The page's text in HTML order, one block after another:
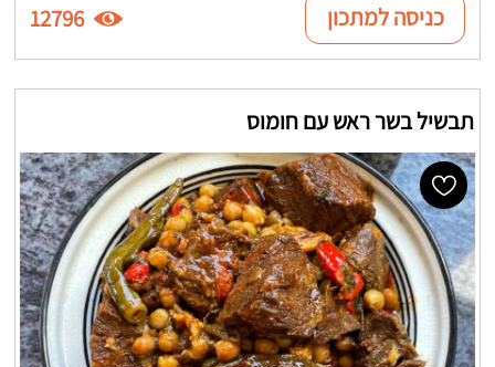
כניסה למתכון 12796
תבשיל בשר ראש עם חומוס